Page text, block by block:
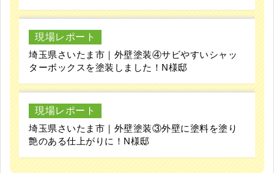
現場レポート
埼玉県さいたま市｜外壁塗装④サビやすいシャッ
ターボックスを塗装しました！N様邸
現場レポート
埼玉県さいたま市｜外壁塗装③外壁に塗料を塗り
艶のある仕上がりに！N様邸